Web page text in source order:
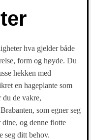
hva gjelder både
form og høyde. Du
hekken med
en hageplante som
du de vakre,
som egner seg
og denne flotte
seg ditt behov.